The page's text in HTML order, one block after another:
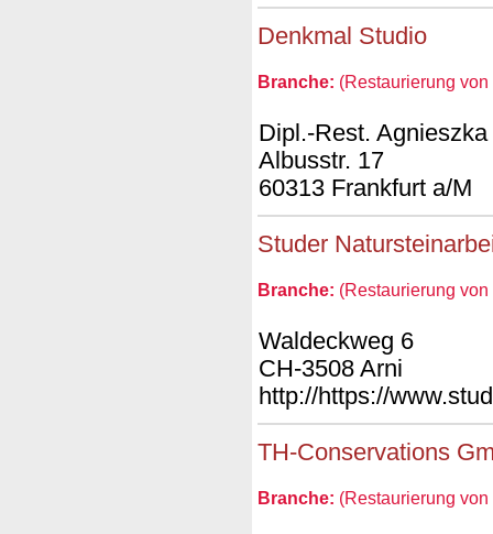
Denkmal Studio
Branche: (Restaurierung
Dipl.-Rest.
Albusstr. 17
60313 Frankfurt a/M
Studer
Branche: (Restaurierung
Waldeckweg 6
CH-3508 Arni
http://https://
TH-Conservations
Branche: (Restaurierung